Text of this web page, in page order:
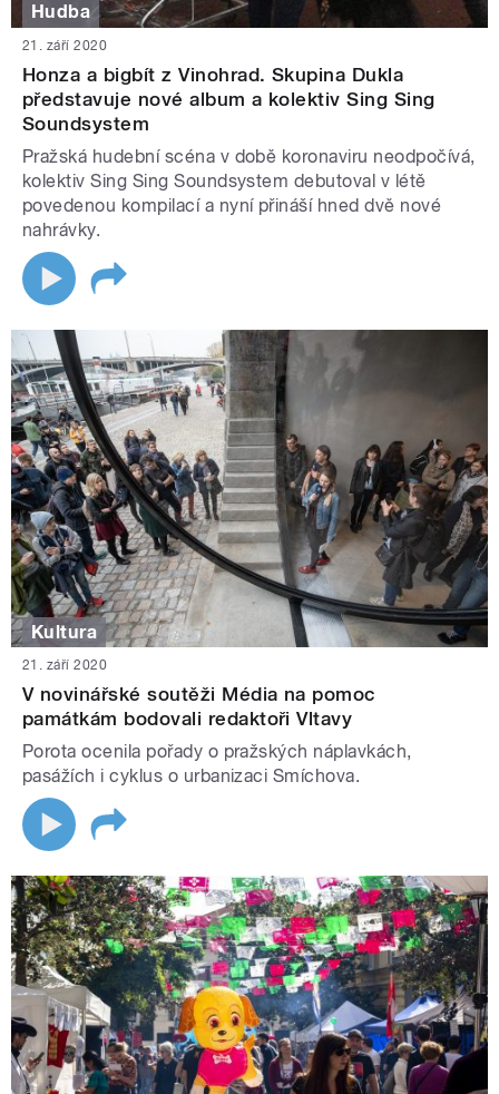
Hudba
21. září 2020
Honza a bigbít z Vinohrad. Skupina Dukla
představuje nové album a kolektiv Sing Sing
Soundsystem
Pražská hudební scéna v době koronaviru neodpočívá,
kolektiv Sing Sing Soundsystem debutoval v létě
povedenou kompilací a nyní přináší hned dvě nové
nahrávky.
Kultura
21. září 2020
V novinářské soutěži Média na pomoc
památkám bodovali redaktoři Vltavy
Porota ocenila pořady o pražských náplavkách,
pasážích i cyklus o urbanizaci Smíchova.